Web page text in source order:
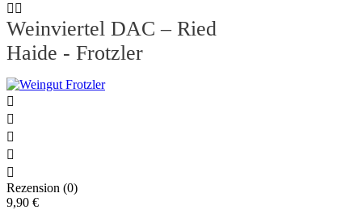
 
Weinviertel DAC – Ried
Haide - Frotzler





Rezension (0)
9,90 €